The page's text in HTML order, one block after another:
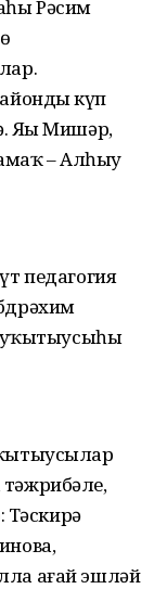
Рәсим
күп
Яңы Мишәр,
– Алһыу
педагогия
уҡытыусыһы
Тәскирә
ағай эшләй